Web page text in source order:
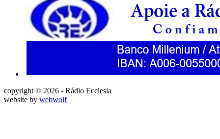
copyright © 2026 - Rádio Ecclesia
website by webwolf